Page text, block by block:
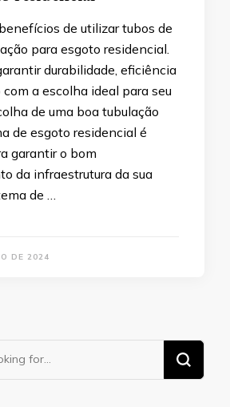
de utilizar tubos de
para esgoto residencial.
durabilidade, eficiência
a escolha ideal para seu
de uma boa tubulação
de esgoto residencial é
garantir o bom
da infraestrutura da sua
de …
DE 2024